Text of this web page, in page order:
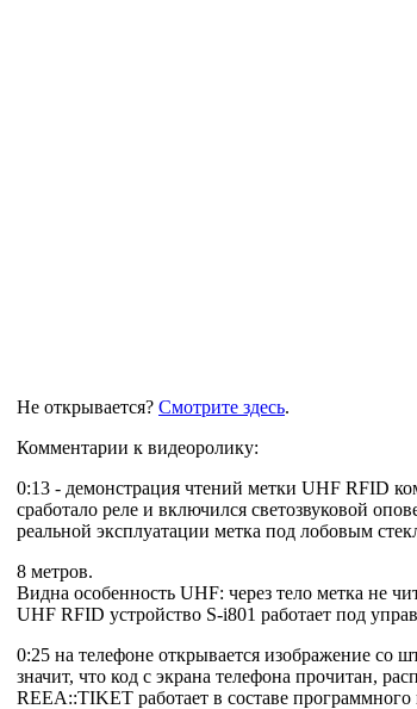
Не открывается? Смотрите здесь.
Комментарии к видеоролику:
0:13 - демонстрация чтений метки UHF RFID
сработало реле и включился светозвуковой
реальной эксплуатации метка под лобовым
8 метров.
Видна особенность UHF: через тело метка не
UHF RFID устройство S-i801 работает под
0:25 на телефоне открывается изображение со
значит, что код с экрана телефона прочитан,
REEA::TIKET работает в составе